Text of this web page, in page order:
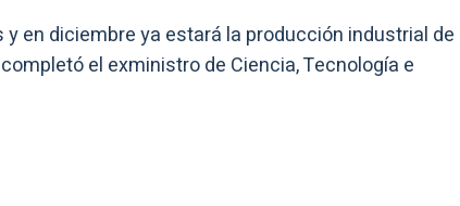
en diciembre ya estará la producción industrial de
completó el exministro de Ciencia, Tecnología e